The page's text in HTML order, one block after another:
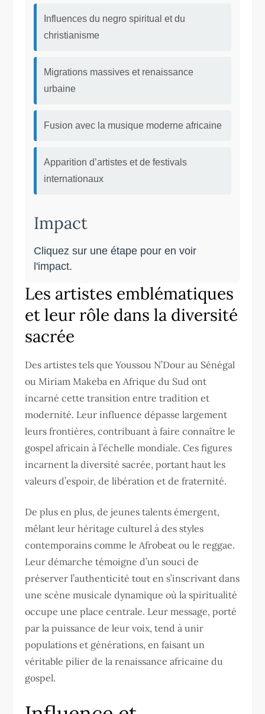
Influences du negro spiritual et du
christianisme
Migrations massives et renaissance
urbaine
Fusion avec la musique moderne africaine
Apparition d’artistes et de festivals
internationaux
Impact
Cliquez sur une étape pour en voir
l'impact.
Les artistes emblématiques
et leur rôle dans la diversité
sacrée
Des artistes tels que Youssou N’Dour au Sénégal
ou Miriam Makeba en Afrique du Sud ont
incarné cette transition entre tradition et
modernité. Leur influence dépasse largement
leurs frontières, contribuant à faire connaître le
gospel africain à l’échelle mondiale. Ces figures
incarnent la diversité sacrée, portant haut les
valeurs d’espoir, de libération et de fraternité.
De plus en plus, de jeunes talents émergent,
mêlant leur héritage culturel à des styles
contemporains comme le Afrobeat ou le reggae.
Leur démarche témoigne d’un souci de
préserver l’authenticité tout en s’inscrivant dans
une scène musicale dynamique où la spiritualité
occupe une place centrale. Leur message, porté
par la puissance de leur voix, tend à unir
populations et générations, en faisant un
véritable pilier de la renaissance africaine du
gospel.